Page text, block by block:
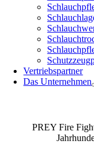
Vertriebspartner
Das Unternehmen
PREY Fire